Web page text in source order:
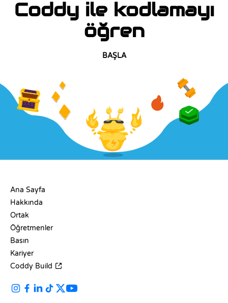
Coddy ile kodlamayı
öğren
BAŞLA
Ana Sayfa
Hakkında
Ortak
Öğretmenler
Basın
Kariyer
Coddy Build